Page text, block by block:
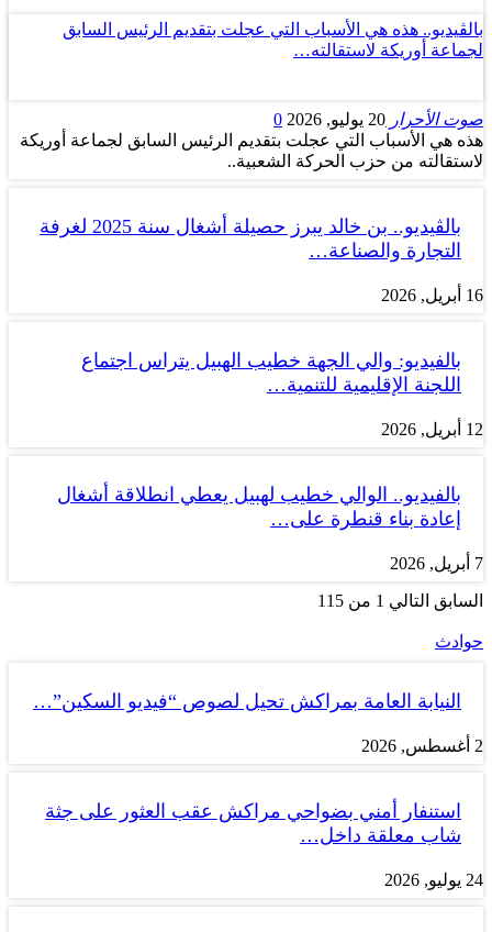
بالڤيديو.. هذه هي الأسباب التي عجلت بتقديم الرئيس السابق
لجماعة أوريكة لاستقالته…
صوت الأحرار 20 يوليو, 2026
0
هذه هي الأسباب التي عجلت بتقديم الرئيس السابق لجماعة أوريكة
لاستقالته من حزب الحركة الشعبية..
بالڤيديو.. بن خالد يبرز حصيلة أشغال سنة 2025 لغرفة
التجارة والصناعة…
16 أبريل, 2026
بالفيديو: والي الجهة خطيب الهبيل يتراس اجتماع
اللجنة الإقليمية للتنمية…
12 أبريل, 2026
بالفيديو.. الوالي خطيب لهبيل يعطي انطلاقة أشغال
إعادة بناء قنطرة على…
7 أبريل, 2026
السابق التالي 1 من 115
حوادث
النيابة العامة بمراكش تحيل لصوص “فيديو السكين”…
2 أغسطس, 2026
استنفار أمني بضواحي مراكش عقب العثور على جثة
شاب معلقة داخل…
24 يوليو, 2026